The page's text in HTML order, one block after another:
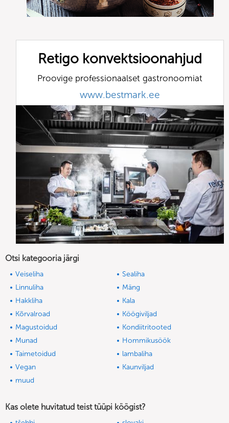
Retigo konvektsioonahjud
Proovige professionaalset gastronoomiat
www.bestmark.ee
Otsi kategooria järgi
Veiseliha
Sealiha
Linnuliha
Mäng
Hakkliha
Kala
Kõrvalroad
Köögiviljad
Magustoidud
Kondiitritooted
Munad
Hommikusöök
Taimetoidud
lambaliha
Vegan
Kaunviljad
muud
Kas olete huvitatud teist tüüpi köögist?